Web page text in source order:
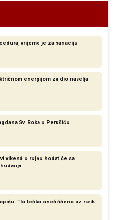
vrijeme je za sanaciju
energijom za dio naselja
Sv. Roka u Perušiću
vikend u rujnu hodat će sa
Tlo teško onečišćeno uz rizik